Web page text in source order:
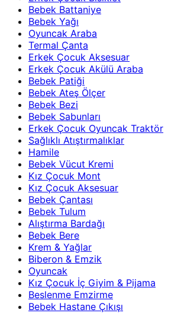
Bebek Battaniye
Bebek Yağı
Oyuncak Araba
Termal Çanta
Erkek Çocuk Aksesuar
Erkek Çocuk Akülü Araba
Bebek Patiği
Bebek Ateş Ölçer
Bebek Bezi
Bebek Sabunları
Erkek Çocuk Oyuncak Traktör
Sağlıklı Atıştırmalıklar
Hamile
Bebek Vücut Kremi
Kız Çocuk Mont
Kız Çocuk Aksesuar
Bebek Çantası
Bebek Tulum
Alıştırma Bardağı
Bebek Bere
Krem & Yağlar
Biberon & Emzik
Oyuncak
Kız Çocuk İç Giyim & Pijama
Beslenme Emzirme
Bebek Hastane Çıkışı